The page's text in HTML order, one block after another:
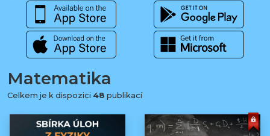
Matematika
Celkem je k dispozici 48 publikací